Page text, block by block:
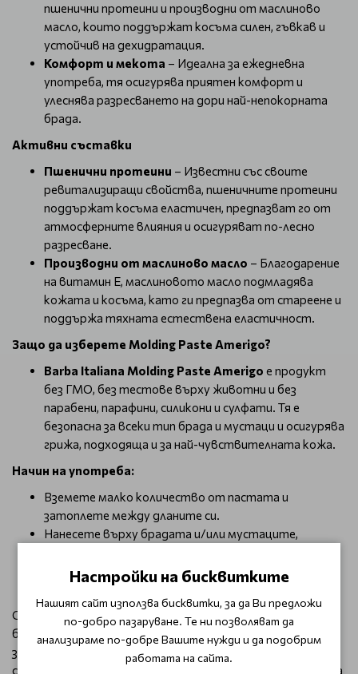
пшенични протеини и производни от маслиново
масло, които поддържат косъма силен, гъвкав и
устойчив на дехидратация.
Комфорт и мекота – Идеална за ежедневна
употреба, тя осигурява приятен комфорт и
улеснява разресването на дори най-непокорната
брада.
Активни съставки
Пшенични протеини – Известни със своите
ревитализиращи свойства, пшеничните протеини
поддържат косъма еластичен, предпазват го от
атмосферните влияния и осигуряват по-лесно
разресване.
Производни от маслиново масло – Благодарение
на витамин E, маслиновото масло подмладява
кожата и косъма, като ги предпазва от стареене и
поддържа тяхната естествена еластичност.
Защо да изберете Molding Paste Amerigo?
Barba Italiana Molding Paste Amerigo е продукт
без ГМО, без тестове върху животни и без
парабени, парафини, силикони и сулфати. Тя е
безопасна за всеки тип брада и мустаци и осигурява
грижа, подходяща и за най-чувствителната кожа.
Начин на употреба:
Вземете малко количество от пастата и
затоплете между дланите си.
Нанесете върху брадата и/или мустаците,
Насладете се на безупречен стил и свеж вид през
С Barba Italiana Molding Paste Amerigo всяка брада ще
бъде не просто оформена, но и подхранена, здрава и
защитена, което я прави идеалното решение за
съвременния мъж, който държи на визията и грижата за
Настройки на бисквитките
Нашият сайт използва бисквитки, за да Ви предложи
по-добро пазаруване. Те ни позволяват да
анализираме по-добре Вашите нужди и да подобрим
работата на сайта.